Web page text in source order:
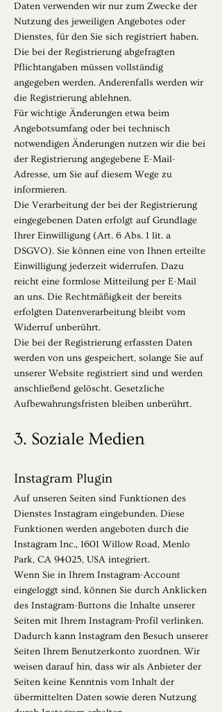
Daten verwenden wir nur zum Zwecke der
Nutzung des jeweiligen Angebotes oder
Dienstes, für den Sie sich registriert haben.
Die bei der Registrierung abgefragten
Pflichtangaben müssen vollständig
angegeben werden. Anderenfalls werden wir
die Registrierung ablehnen.
Für wichtige Änderungen etwa beim
Angebotsumfang oder bei technisch
notwendigen Änderungen nutzen wir die bei
der Registrierung angegebene E-Mail-
Adresse, um Sie auf diesem Wege zu
informieren.
Die Verarbeitung der bei der Registrierung
eingegebenen Daten erfolgt auf Grundlage
Ihrer Einwilligung (Art. 6 Abs. 1 lit. a
DSGVO). Sie können eine von Ihnen erteilte
Einwilligung jederzeit widerrufen. Dazu
reicht eine formlose Mitteilung per E-Mail
an uns. Die Rechtmäßigkeit der bereits
erfolgten Datenverarbeitung bleibt vom
Widerruf unberührt.
Die bei der Registrierung erfassten Daten
werden von uns gespeichert, solange Sie auf
unserer Website registriert sind und werden
anschließend gelöscht. Gesetzliche
Aufbewahrungsfristen bleiben unberührt.
3. Soziale Medien
Instagram Plugin
Auf unseren Seiten sind Funktionen des
Dienstes Instagram eingebunden. Diese
Funktionen werden angeboten durch die
Instagram Inc., 1601 Willow Road, Menlo
Park, CA 94025, USA integriert.
Wenn Sie in Ihrem Instagram-Account
eingeloggt sind, können Sie durch Anklicken
des Instagram-Buttons die Inhalte unserer
Seiten mit Ihrem Instagram-Profil verlinken.
Dadurch kann Instagram den Besuch unserer
Seiten Ihrem Benutzerkonto zuordnen. Wir
weisen darauf hin, dass wir als Anbieter der
Seiten keine Kenntnis vom Inhalt der
übermittelten Daten sowie deren Nutzung